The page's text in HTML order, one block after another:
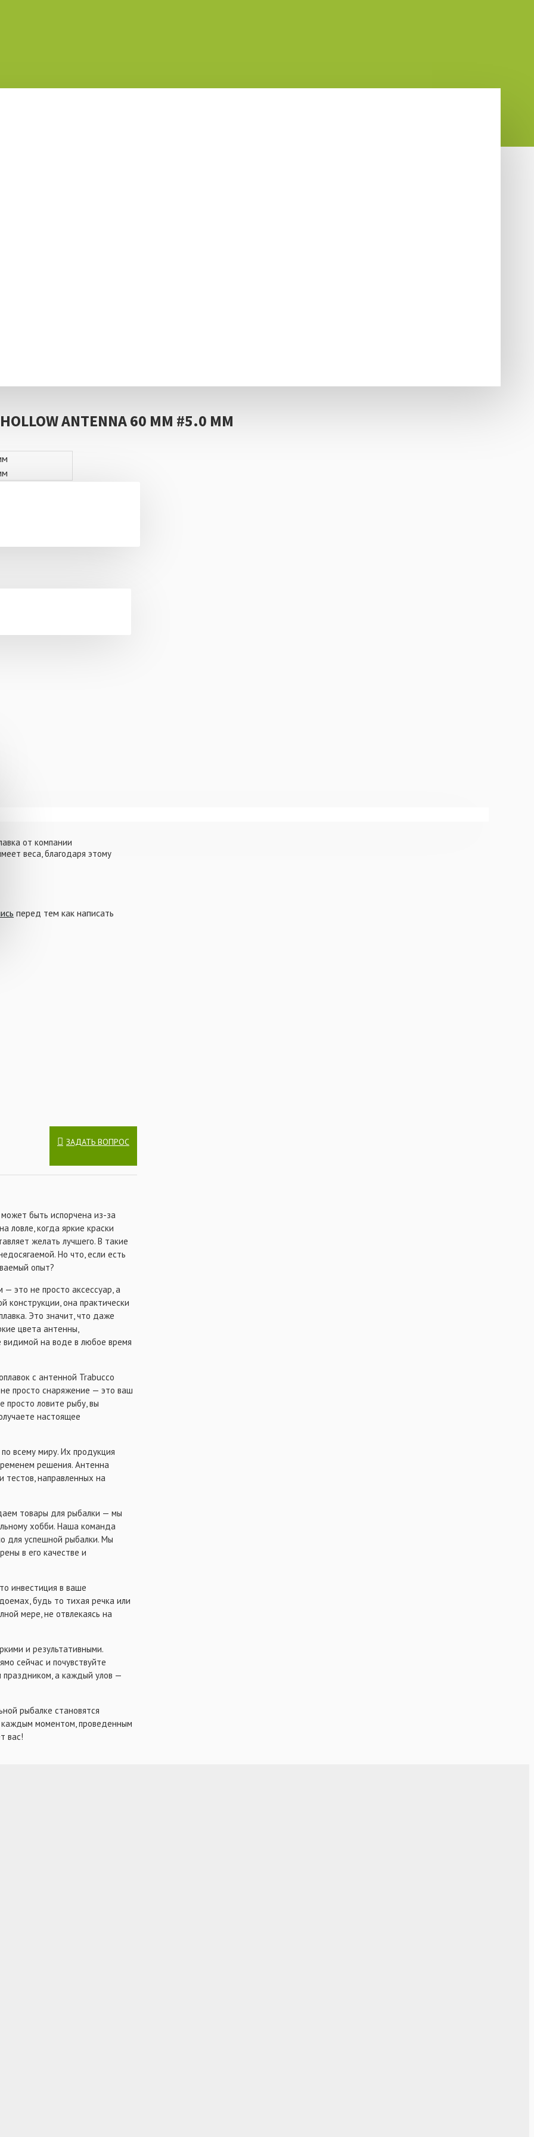
ANTENNA 60 ММ #5.0 ММ
от компании
веса, благодаря этому
видны антенны желтого
антенна черного
перед тем как написать
ЗАДАТЬ ВОПРОС
быть испорчена из-за
ловле, когда яркие краски
желать лучшего. В такие
Но что, если есть
опыт?
это не просто аксессуар, а
конструкции, она практически
Это значит, что даже
цвета антенны,
видимой на воде в любое время
с антенной Trabucco
просто снаряжение — это ваш
просто ловите рыбу, вы
настоящее
всему миру. Их продукция
решения. Антенна
тестов, направленных на
товары для рыбалки — мы
хобби. Наша команда
для успешной рыбалки. Мы
в его качестве и
инвестиция в ваше
будь то тихая речка или
мере, не отвлекаясь на
и результативными.
сейчас и почувствуйте
а каждый улов —
рыбалке становятся
моментом, проведенным
вас!